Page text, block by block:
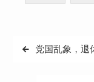
文
党国乱象，退